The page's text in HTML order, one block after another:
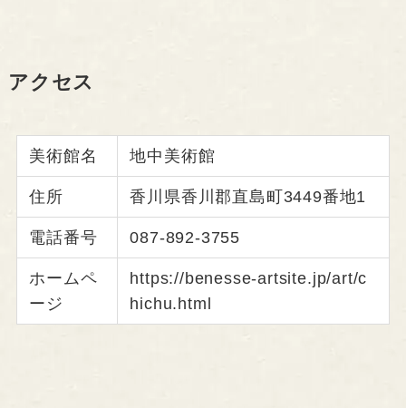
アクセス
美術館名 地中美術館
住所 香川県香川郡直島町3449番地1
電話番号 087-892-3755
ホームペ
ージ
https://benesse-artsite.jp/art/c
hichu.html